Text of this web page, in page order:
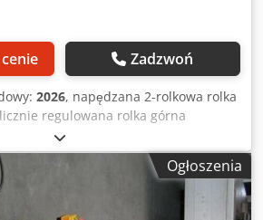
Zadzwoń
2026, napędzana 2-rolkowa rolka
regulowana rolka górna
Średnica wałka: 152-162 mm Obroty:
górnej rolki: 120 mm Tabela
Maszyna dostępna w różnych
Regulacja ręczna, napęd
Ogłoszenia